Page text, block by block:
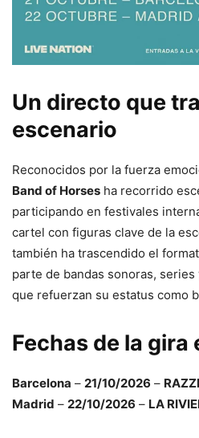
Un directo que
escenario
Reconocidos por la fuerza
Band of Horses ha recorrido
participando en festivales
cartel con figuras clave de la
también ha trascendido el
parte de bandas sonoras,
que refuerzan su estatus como
Fechas de la gira
Barcelona – 21/10/2026 –
Madrid – 22/10/2026 – LA